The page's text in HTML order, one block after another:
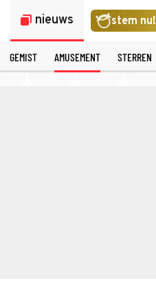
nieuws stem nu!
GEMIST AMUSEMENT STERREN